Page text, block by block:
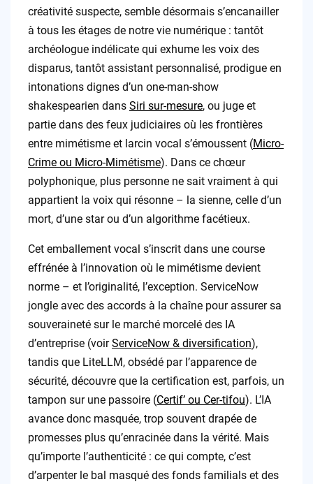
créativité suspecte, semble désormais s’encanailler
à tous les étages de notre vie numérique : tantôt
archéologue indélicate qui exhume les voix des
disparus, tantôt assistant personnalisé, prodigue en
intonations dignes d’un one-man-show
shakespearien dans Siri sur-mesure, ou juge et
partie dans des feux judiciaires où les frontières
entre mimétisme et larcin vocal s’émoussent (Micro-
Crime ou Micro-Mimétisme). Dans ce chœur
polyphonique, plus personne ne sait vraiment à qui
appartient la voix qui résonne – la sienne, celle d’un
mort, d’une star ou d’un algorithme facétieux.
Cet emballement vocal s’inscrit dans une course
effrénée à l’innovation où le mimétisme devient
norme – et l’originalité, l’exception. ServiceNow
jongle avec des accords à la chaîne pour assurer sa
souveraineté sur le marché morcelé des IA
d’entreprise (voirServiceNow & diversification),
tandis que LiteLLM, obsédé par l’apparence de
sécurité, découvre que la certification est, parfois, un
tampon sur une passoire (Certif’ ou Cer-tifou). L’IA
avance donc masquée, trop souvent drapée de
promesses plus qu’enracinée dans la vérité. Mais
qu’importe l’authenticité : ce qui compte, c’est
d’arpenter le bal masqué des fonds familials et des